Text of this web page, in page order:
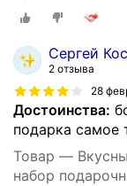
Сергей
2 отзыва
28
Достоинства:
подарка самое
Товар —
набор